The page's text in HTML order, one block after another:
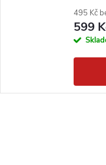
495 Kč
599